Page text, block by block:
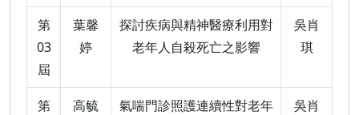
第
03
屆
葉馨
婷
探討疾病與精神醫療利用對
老年人自殺死亡之影響
吳肖
琪
第 高毓 氣喘門診照護連續性對老年 吳肖